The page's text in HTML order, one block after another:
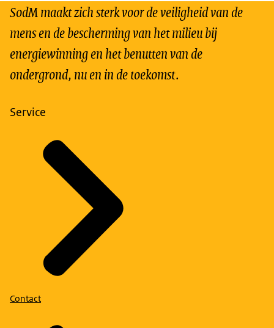
SodM maakt zich sterk voor de veiligheid van de
mens en de bescherming van het milieu bij
energiewinning en het benutten van de
ondergrond, nu en in de toekomst.
Service
Contact